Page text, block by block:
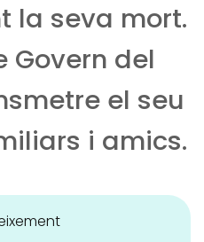
la seva mort.
Govern del
el seu
i amics.